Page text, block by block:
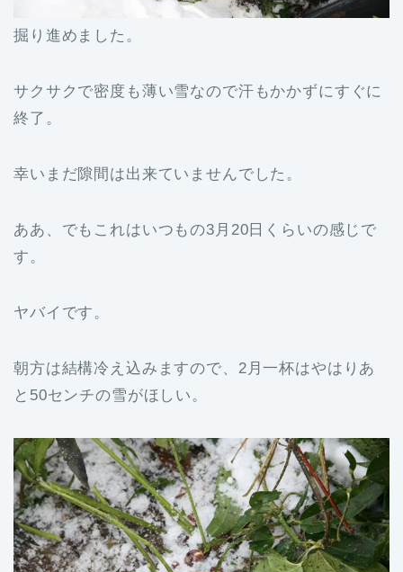
掘り進めました。
サクサクで密度も薄い雪なので汗もかかずにすぐに
終了。
幸いまだ隙間は出来ていませんでした。
ああ、でもこれはいつもの3月20日くらいの感じで
す。
ヤバイです。
朝方は結構冷え込みますので、2月一杯はやはりあ
と50センチの雪がほしい。